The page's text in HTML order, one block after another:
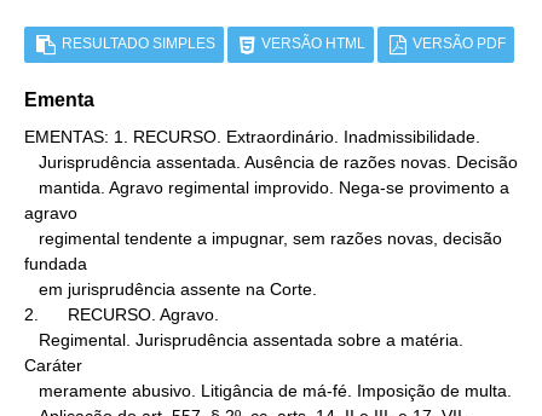
RESULTADO SIMPLES VERSÃO HTML VERSÃO PDF
Ementa
EMENTAS: 1. RECURSO. Extraordinário. Inadmissibilidade.
agravo
fundada
2.      RECURSO. Agravo.
Caráter